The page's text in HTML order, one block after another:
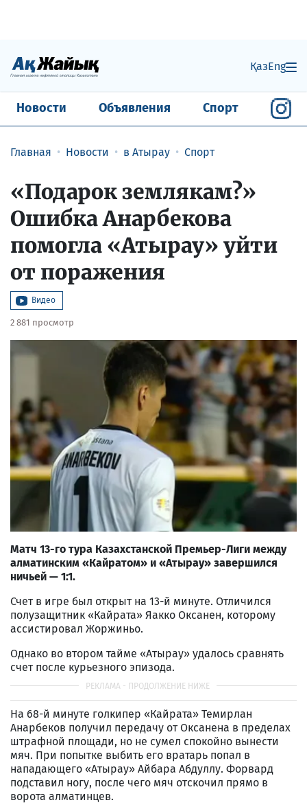
ҚазEng
Новости Объявления Спорт
Главная Новости в Атырау Спорт
«Подарок землякам?»
Ошибка Анарбекова
помогла «Атырау» уйти
от поражения
Видео
2 881 просмотр
Матч 13-го тура Казахстанской Премьер-Лиги между
алматинским «Кайратом» и «Атырау» завершился
ничьей — 1:1.
Счет в игре был открыт на 13-й минуте. Отличился
полузащитник «Кайрата» Яакко Оксанен, которому
ассистировал Жоржиньо.
Однако во втором тайме «Атырау» удалось сравнять
счет после курьезного эпизода.
На 68-й минуте голкипер «Кайрата» Темирлан
Анарбеков получил передачу от Оксанена в пределах
штрафной площади, но не сумел спокойно вынести
мяч. При попытке выбить его вратарь попал в
нападающего «Атырау» Айбара Абдуллу. Форвард
подставил ногу, после чего мяч отскочил прямо в
ворота алматинцев.